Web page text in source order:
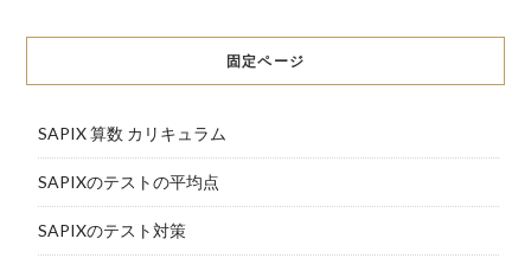
固定ページ
SAPIX 算数 カリキュラム
SAPIXのテストの平均点
SAPIXのテスト対策